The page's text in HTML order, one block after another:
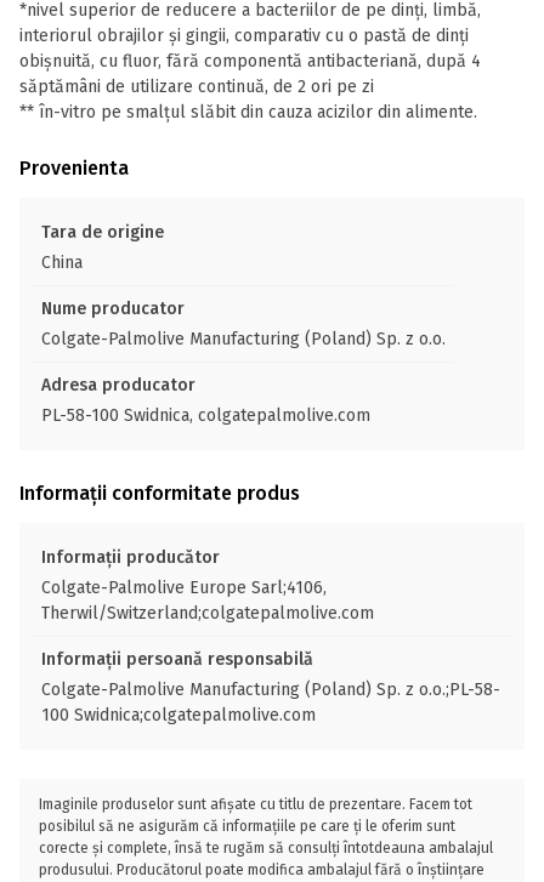
*nivel superior de reducere a bacteriilor de pe dinți, limbă,
interiorul obrajilor și gingii, comparativ cu o pastă de dinți
obișnuită, cu fluor, fără componentă antibacteriană, după 4
săptămâni de utilizare continuă, de 2 ori pe zi
** în-vitro pe smalțul slăbit din cauza acizilor din alimente.
Provenienta
Tara de origine
China
Nume producator
Colgate-Palmolive Manufacturing (Poland) Sp. z o.o.
Adresa producator
PL-58-100 Swidnica, colgatepalmolive.com
Informații conformitate produs
Informații producător
Colgate-Palmolive Europe Sarl;4106,
Therwil/Switzerland;colgatepalmolive.com
Informații persoană responsabilă
Colgate-Palmolive Manufacturing (Poland) Sp. z o.o.;PL-58-
100 Swidnica;colgatepalmolive.com
Imaginile produselor sunt afișate cu titlu de prezentare. Facem tot
posibilul să ne asigurăm că informațiile pe care ți le oferim sunt
corecte și complete, însă te rugăm să consulți întotdeauna ambalajul
produsului. Producătorul poate modifica ambalajul fără o înștiințare